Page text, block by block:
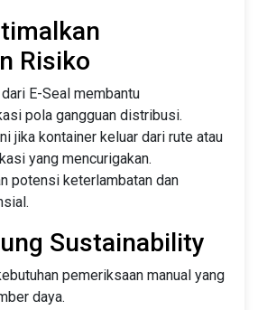
Risiko
E-Seal membantu
pola gangguan distribusi.
jika kontainer keluar dari rute atau
yang mencurigakan.
potensi keterlambatan dan
Sustainability
pemeriksaan manual yang
daya.